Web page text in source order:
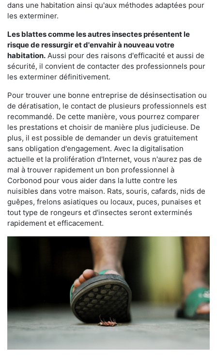
dans une habitation ainsi qu'aux méthodes adaptées pour
les exterminer.
Les blattes comme les autres insectes présentent le
risque de ressurgir et d'envahir à nouveau votre
habitation. Aussi pour des raisons d'efficacité et aussi de
sécurité, il convient de contacter des professionnels pour
les exterminer définitivement.
Pour trouver une bonne entreprise de désinsectisation ou
de dératisation, le contact de plusieurs professionnels est
recommandé. De cette manière, vous pourrez comparer
les prestations et choisir de manière plus judicieuse. De
plus, il est possible de demander un devis gratuitement
sans obligation d'engagement. Avec la digitalisation
actuelle et la prolifération d'Internet, vous n'aurez pas de
mal à trouver rapidement un bon professionnel à
Corbonod pour vous aider dans la lutte contre les
nuisibles dans votre maison. Rats, souris, cafards, nids de
guêpes, frelons asiatiques ou locaux, puces, punaises et
tout type de rongeurs et d'insectes seront exterminés
rapidement et efficacement.